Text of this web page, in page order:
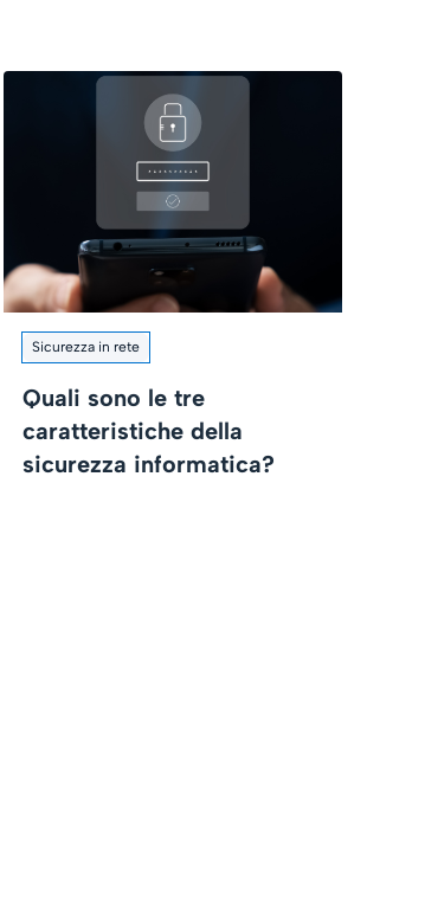
Sicurezza in rete
Quali sono le tre
caratteristiche della
sicurezza informatica?